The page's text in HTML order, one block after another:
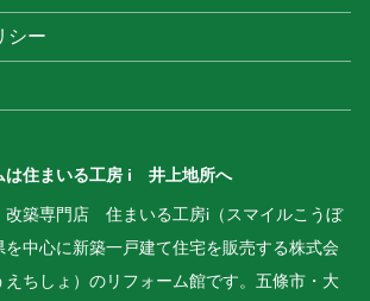
シー
は住まいる工房 i 井上地所へ
改築専門店 住まいる工房i（スマイルこうぼ
を中心に新築一戸建て住宅を販売する株式会
ちしょ）のリフォーム館です。五條市・大